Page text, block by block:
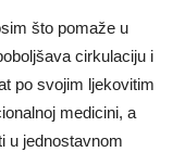
što pomaže u
cirkulaciju i
po svojim ljekovitim
medicini, a
u jednostavnom